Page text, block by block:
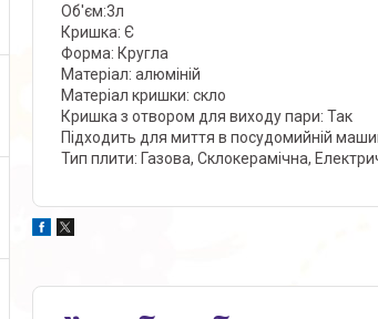
Об'єм:3л
Кришка: Є
Форма: Кругла
Матеріал: алюміній
Матеріал кришки: скло
Кришка з отвором для виходу пари: Так
Підходить для миття в посудомийній
Тип плити: Газова, Склокерамічна,